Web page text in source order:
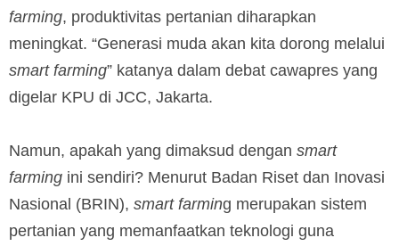
farming, produktivitas pertanian diharapkan
meningkat. “Generasi muda akan kita dorong melalui
smart farming” katanya dalam debat cawapres yang
digelar KPU di JCC, Jakarta.
Namun, apakah yang dimaksud dengan smart
farming ini sendiri? Menurut Badan Riset dan Inovasi
Nasional (BRIN), smart farming merupakan sistem
pertanian yang memanfaatkan teknologi guna